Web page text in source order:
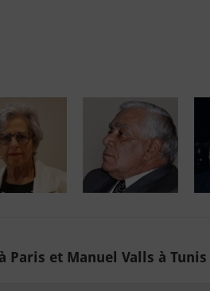
Paris et Manuel Valls à Tunis